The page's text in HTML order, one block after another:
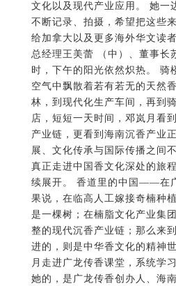
文化以及现代产业应用。 她一
不断记录、拍摄，希望把这些
给加拿大以及更多海外华文读
总经理王美蕾 （中）、董事长
时，下午的阳光依然炽热。 骑
空气中飘散着若有若无的天然
林，到现代化生产车间，再到
店，短短一天时间，邓岚月看
产业链，更看到海南沉香产业
展、文化传承与国际传播之间
真正走进中国香文化深处的旅
续展开。 香道里的中国——在
果说，在临高人工嫁接奇楠种
是一棵树；在楠脂文化产业集
整的现代沉香产业链；那么来
进的，则是中华香文化的精神
月走进广龙传香课堂，系统学
她的，是广龙传香创办人、海